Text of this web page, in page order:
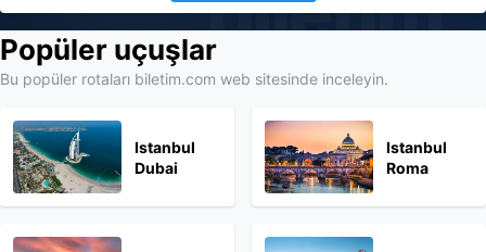
Popüler uçuşlar
Bu popüler rotaları biletim.com web sitesinde inceleyin.
Istanbul
Dubai
Istanbul
Roma